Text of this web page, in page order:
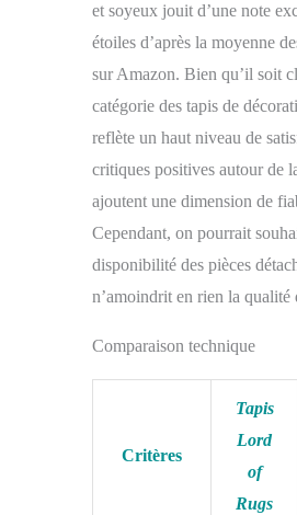
et soyeux jouit d’une note
étoiles d’après la moyenne
sur Amazon. Bien qu’il soit
catégorie des tapis de
reflète un haut niveau de
critiques positives autour de
ajoutent une dimension de
Cependant, on pourrait
disponibilité des pièces
n’amoindrit en rien la
Comparaison technique
Critères
Tapis
Lord
of
Rugs